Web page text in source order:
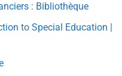
: Bibliothèque
to Special Education |